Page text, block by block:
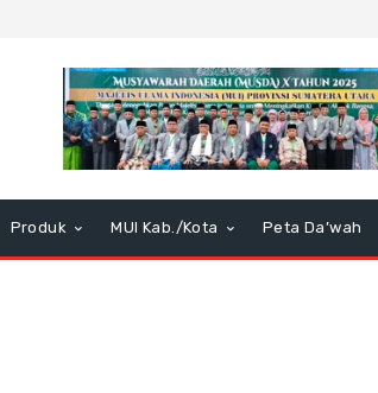
Produk MUI Kab./Kota Peta Da’wah